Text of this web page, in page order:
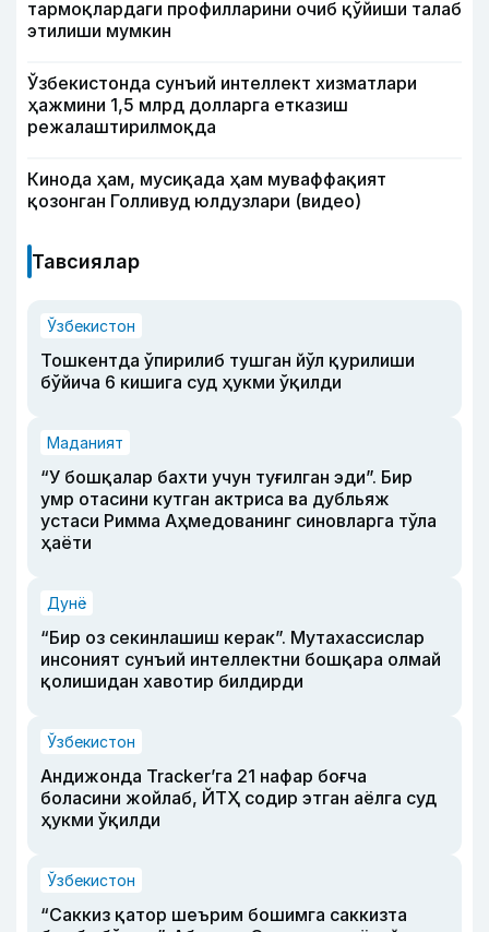
тармоқлардаги профилларини очиб қўйиши талаб
этилиши мумкин
Ўзбекистонда сунъий интеллект хизматлари
ҳажмини 1,5 млрд долларга етказиш
режалаштирилмоқда
Кинода ҳам, мусиқада ҳам муваффақият
қозонган Голливуд юлдузлари (видео)
Тавсиялар
Ўзбекистон
Тошкентда ўпирилиб тушган йўл қурилиши
бўйича 6 кишига суд ҳукми ўқилди
Маданият
“У бошқалар бахти учун туғилган эди”. Бир
умр отасини кутган актриса ва дубльяж
устаси Римма Аҳмедованинг синовларга тўла
ҳаёти
Дунё
“Бир оз секинлашиш керак”. Мутахассислар
инсоният сунъий интеллектни бошқара олмай
қолишидан хавотир билдирди
Ўзбекистон
Андижонда Tracker’га 21 нафар боғча
боласини жойлаб, ЙТҲ содир этган аёлга суд
ҳукми ўқилди
Ўзбекистон
“Саккиз қатор шеърим бошимга саккизта